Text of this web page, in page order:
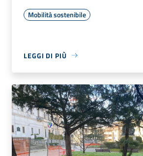
Mobilità sostenibile
LEGGI DI PIÙ